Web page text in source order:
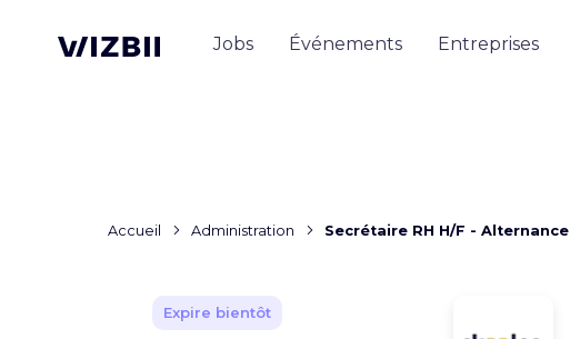
Jobs Événements Entreprises
Accueil Administration Secrétaire RH H/F - Alternance
Expire bientôt